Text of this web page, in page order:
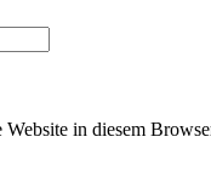
in diesem